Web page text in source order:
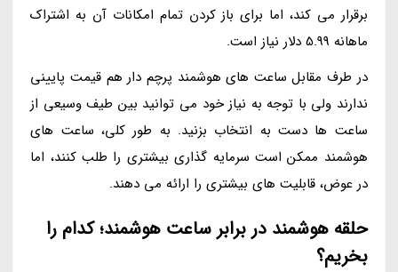
برقرار می کند، اما برای باز کردن تمام امکانات آن به اشتراک
ماهانه 5.99 دلار نیاز است.
در طرف مقابل ساعت های هوشمند پرچم دار هم قیمت پایینی
ندارند ولی با توجه به نیاز خود می توانید بین طیف وسیعی از
ساعت ها دست به انتخاب بزنید. به طور کلی، ساعت های
هوشمند ممکن است سرمایه گذاری بیشتری را طلب کنند، اما
در عوض، قابلیت های بیشتری را ارائه می دهند.
حلقه هوشمند در برابر ساعت هوشمند؛ کدام را
بخریم؟